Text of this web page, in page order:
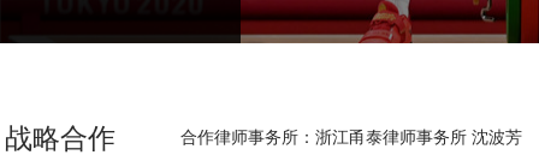
战略合作 合作律师事务所：浙江甬泰律师事务所 沈波芳